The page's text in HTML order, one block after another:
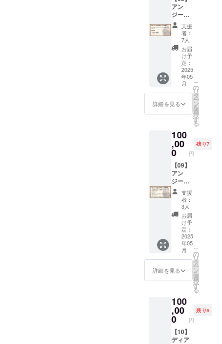
しま
す。
■「アン
ジーさ
ん」か
らのお
礼ボイ
ス アン
ジーさ
んか
ら、あ
なたの
支援に
感謝す
るお礼
をお贈
りしま
す。
（コー
ス加入
者様全
員に共
通の内
容とな
りま
す）
■「リリ
ンちゃ
ん＆ク
ロワ
ちゃ
ん」描
き下ろ
しイラ
スト
タ） イ
ラスト
レー
ター
「かき
ほう」
能） ■
マイク
ロファ
イバー
クロス
「リリ
ンちゃ
ん」の
イラス
トが描
かれた
イバー
クロス
スト担
当：みU
様） ■
ポスト
カードA
「アン
ジーさ
ん」と
「アル
マちゃ
ん」の
イラス
トが描
かれた
ポスト
（イラ
スト担
■ポスト
カードB
「アン
ジーさ
ん」の
「メン
バーズ
シッ
プ・
ゴール
ド」
に、1か
月無料
で加入
できる
コード
（既存
キャラ
３つ全
ての無
料コー
ドがご
利用可
能） ■
マイク
ロファ
イバー
クロス
「リリ
ンちゃ
ん」の
イラス
トが描
かれた
ロファ
イバー
（イラ
スト担
当：みU
様）
■「ディ
有料プ
ラン
「メン
バーズ
シッ
プ・
ゴール
ド」1か
月間無
料体験
コード
セット
クリエ
「Ci-
en」の
有料プ
「メン
バーズ
シッ
プ・
ゴール
ド」
に、1か
月無料
で加入
できる
コード
です。
（既存
キャラ
ての無
料コー
ドがご
能） ■
マイク
容の
データ
特典で
す。 ※
データ
形式の
リター
ンは、
メール
にてダ
ウン
ロード
先をお
クリア
ファイ
ル
「Lusty
*Kiss
Product
ion」
キャラ
クター5
人のイ
ラスト
が描か
れたク
リア
ファイ
ルで
す。
（イラ
様） ■
サイコ
ロクッ
ション
「Lusty
*Kiss
アン
ジーさ
んと添
い寝プ
ラン
（50,00
0円）
■【デー
タセッ
ト・ス
タン
ダー
ド】
「【02
トプラ
ン・ス
タン
ダー
ド」と
同一内
容の
データ
特典で
す。 ※
データ
形式の
リター
ンは、
メール
にてダ
ウン
ロード
先をお
す。 ■
ポスト
カードA
「アン
ジーさ
ん」と
支援
者：
7人
お届
け予
定：
2025
年05
月
詳細を見る
こ
の
リ
タ
ー
ン
を
選
択
す
る
100
,00
0 円
残り7
【09】
アン
ジーさ
んとこ
とん応
援プラ
ン
（100,0
00円）
■【デー
タセッ
ト・ス
タン
ダー
ド】
タセッ
トプラ
ン・ス
タン
ダー
ド」と
支援
者：
3人
お届
け予
定：
2025
年05
月
詳細を見る
こ
の
リ
タ
ー
ン
を
選
択
す
る
100
,00
0 円
残り9
【10】
ディア